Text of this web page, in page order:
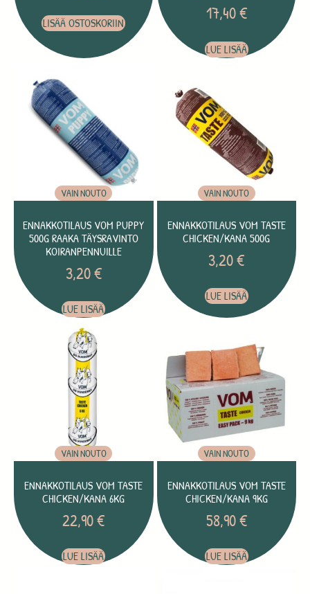
LISÄÄ OSTOSKORIIN 17,40€
LUE LISÄÄ
VAIN NOUTO
ENNAKKOTILAUS VOM PUPPY
500G RAAKA TÄYSRAVINTO
KOIRANPENNUILLE
3,20€
LUE LISÄÄ
VAIN NOUTO
ENNAKKOTILAUS VOM TASTE
CHICKEN/KANA 500G
3,20€
LUE LISÄÄ
VAIN NOUTO
ENNAKKOTILAUS VOM TASTE
CHICKEN/KANA 6KG
22,90€
LUE LISÄÄ
VAIN NOUTO
ENNAKKOTILAUS VOM TASTE
CHICKEN/KANA 9KG
58,90€
LUE LISÄÄ